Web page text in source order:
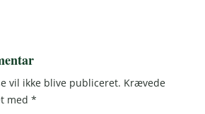
vil ikke blive publiceret. Krævede
med *